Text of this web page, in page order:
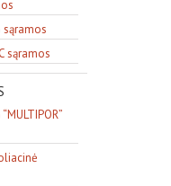
sąramos
sąramos